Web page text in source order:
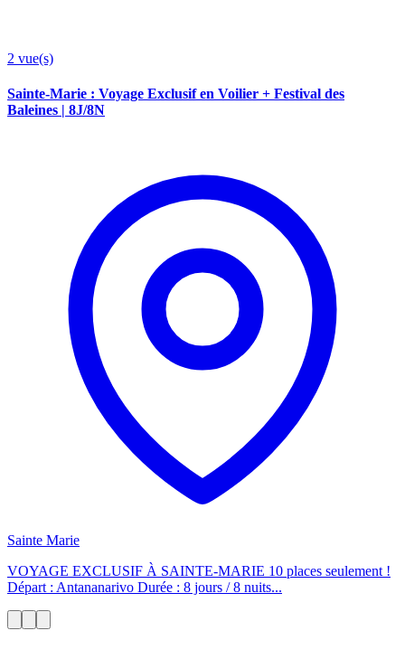
2 vue(s)
Sainte-Marie : Voyage Exclusif en Voilier + Festival des
Baleines | 8J/8N
Sainte Marie
VOYAGE EXCLUSIF À SAINTE-MARIE 10 places seulement !
Départ : Antananarivo Durée : 8 jours / 8 nuits...